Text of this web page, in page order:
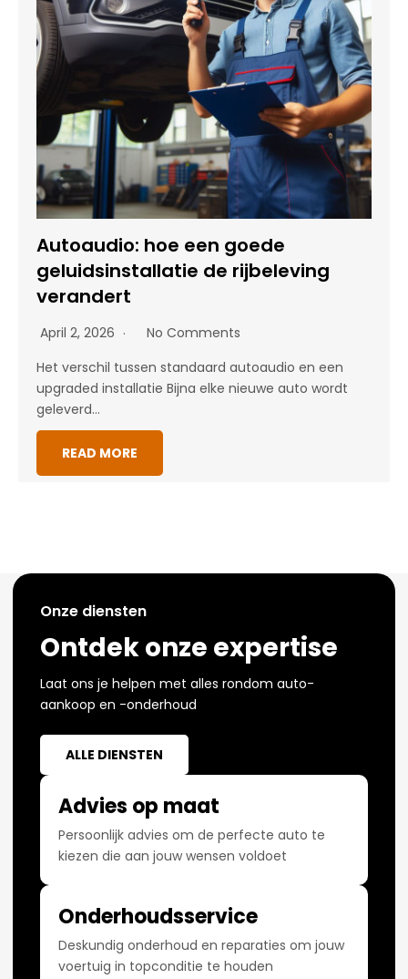
Autoaudio: hoe een goede
geluidsinstallatie de rijbeleving
verandert
April 2, 2026
No Comments
Het verschil tussen standaard autoaudio en een
upgraded installatie Bijna elke nieuwe auto wordt
geleverd…
READ MORE
Onze diensten
Ontdek onze expertise
Laat ons je helpen met alles rondom auto-
aankoop en -onderhoud
ALLE DIENSTEN
Advies op maat
Persoonlijk advies om de perfecte auto te
kiezen die aan jouw wensen voldoet
Onderhoudsservice
Deskundig onderhoud en reparaties om jouw
voertuig in topconditie te houden